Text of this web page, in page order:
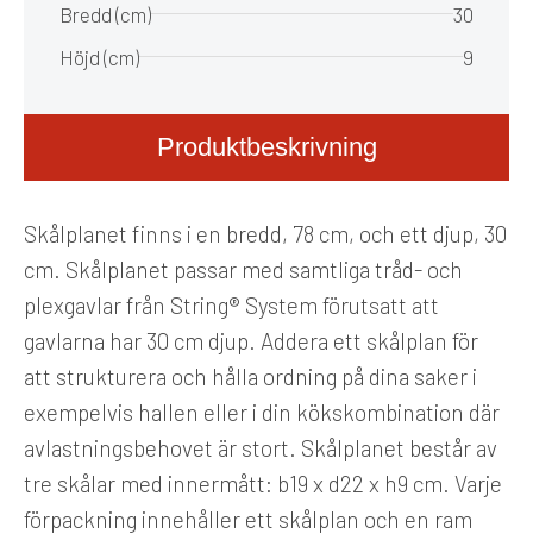
Produktbeskrivning
Skålplanet finns i en bredd, 78 cm, och ett djup, 30
cm. Skålplanet passar med samtliga tråd- och
plexgavlar från String® System förutsatt att
gavlarna har 30 cm djup. Addera ett skålplan för
att strukturera och hålla ordning på dina saker i
exempelvis hallen eller i din kökskombination där
avlastningsbehovet är stort. Skålplanet består av
tre skålar med innermått: b19 x d22 x h9 cm. Varje
förpackning innehåller ett skålplan och en ram
Bredd (cm)
30
Höjd (cm)
9